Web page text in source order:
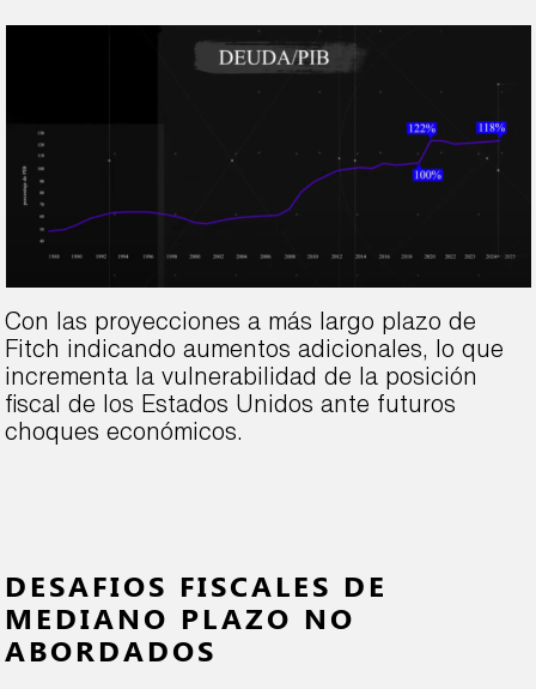
Con las proyecciones a más largo plazo de
Fitch indicando aumentos adicionales, lo que
incrementa la vulnerabilidad de la posición
fiscal de los Estados Unidos ante futuros
choques económicos.
DESAFIOS FISCALES DE
MEDIANO PLAZO NO
ABORDADOS